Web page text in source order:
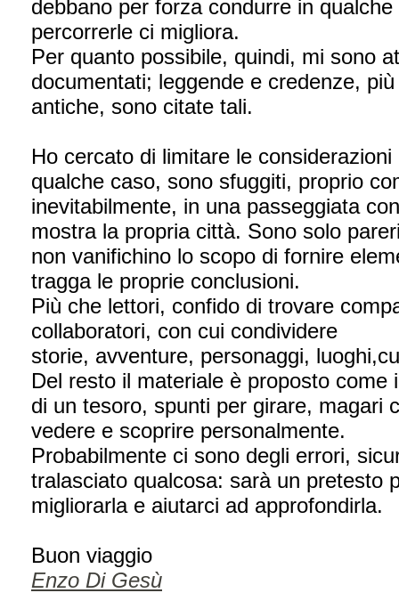
debbano per forza condurre in
percorrerle ci migliora.
Per quanto possibile, quindi, mi sono
documentati; leggende e credenze,
antiche, sono citate tali.
Ho cercato di limitare le
qualche caso, sono sfuggiti, proprio
inevitabilmente, in una passeggiata
mostra la propria città. Sono solo
non vanifichino lo scopo di fornire
tragga le proprie conclusioni.
Più che lettori, confido di trovare
collaboratori, con cui condividere
storie, avventure, personaggi,
Del resto il materiale è proposto come
di un tesoro, spunti per girare, magari
vedere e scoprire personalmente.
Probabilmente ci sono degli errori,
tralasciato qualcosa: sarà un pretesto
migliorarla e aiutarci ad approfondirla.
Buon viaggio
Enzo Di Gesù